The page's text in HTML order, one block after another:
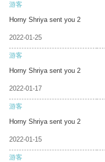
游客
Horny Shriya sent you 2
2022-01-25
游客
Horny Shriya sent you 2
2022-01-17
游客
Horny Shriya sent you 2
2022-01-15
游客